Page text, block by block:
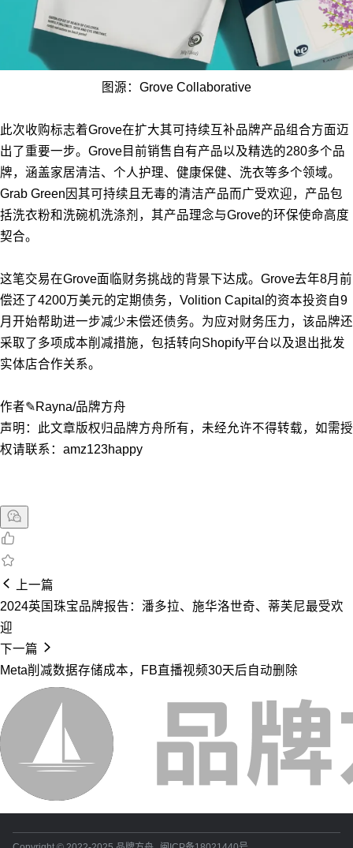
图源：Grove Collaborative
此次收购标志着Grove在扩大其可持续互补品牌产品组合方面迈
出了重要一步。Grove目前销售自有产品以及精选的280多个品
牌，涵盖家居清洁、个人护理、健康保健、洗衣等多个领域。
Grab Green因其可持续且无毒的清洁产品而广受欢迎，产品包
括洗衣粉和洗碗机洗涤剂，其产品理念与Grove的环保使命高度
契合。
这笔交易在Grove面临财务挑战的背景下达成。Grove去年8月前
偿还了4200万美元的定期债务，Volition Capital的资本投资自9
月开始帮助进一步减少未偿还债务。为应对财务压力，该品牌还
采取了多项成本削减措施，包括转向Shopify平台以及退出批发
实体店合作关系。
作者✎Rayna/品牌方舟
声明：此文章版权归品牌方舟所有，未经允许不得转载，如需授
权请联系：amz123happy
上一篇
2024英国珠宝品牌报告：潘多拉、施华洛世奇、蒂芙尼最受欢
迎
下一篇
Meta削减数据存储成本，FB直播视频30天后自动删除